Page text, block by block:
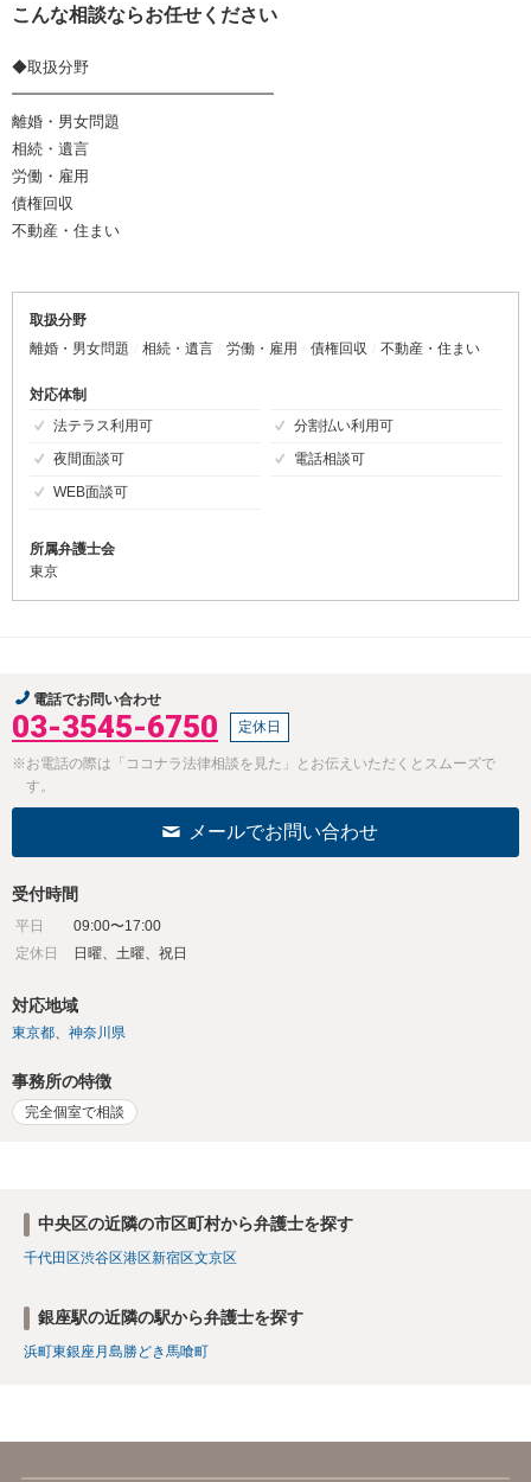
こんな相談ならお任せください
◆取扱分野
━━━━━━━━━━━━━━━━━
離婚・男女問題
相続・遺言
労働・雇用
債権回収
不動産・住まい
取扱分野
離婚・男女問題
相続・遺言 労働・雇用 債権回収 不動産・住まい
対応体制
法テラス利用可
分割払い利用可
夜間面談可
電話相談可
WEB面談可
所属弁護士会
東京
電話でお問い合わせ
03-3545-6750 定休日
※お電話の際は「ココナラ法律相談を見た」とお伝えいただくとスムーズで
す。
メールでお問い合わせ
受付時間
平日
09:00〜17:00
定休日
日曜、土曜、祝日
対応地域
東京都 神奈川県
事務所の特徴
完全個室で相談
中央区の近隣の市区町村から弁護士を探す
千代田区渋谷区港区新宿区文京区
銀座駅の近隣の駅から弁護士を探す
浜町東銀座月島勝どき馬喰町